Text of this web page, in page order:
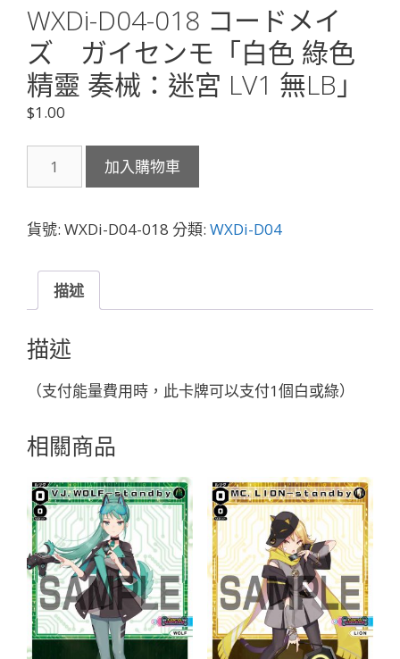
WXDi-D04-018 コードメイ
ズ ガイセンモ「白色 綠色
精靈 奏械：迷宮 LV1 無LB」
$1.00
D04-
コ
ド
イ
ズ
ガ
イ
セ
モ
色
綠
色
精
靈
奏
械：
迷
加入購物車
貨號: WXDi-D04-018 分類: WXDi-D04
描述
描述
（支付能量費用時，此卡牌可以支付1個白或綠）
相關商品